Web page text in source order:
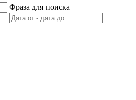
Фраза для поиска